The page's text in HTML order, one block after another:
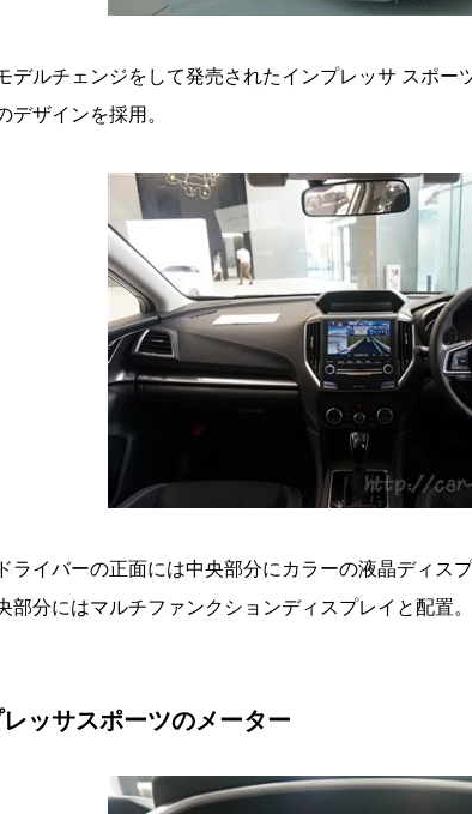
デルチェンジをして発売されたインプレッサ スポー
デザインを採用。
ライバーの正面には中央部分にカラーの液晶ディス
部分にはマルチファンクションディスプレイと配置。
ッサスポーツのメーター